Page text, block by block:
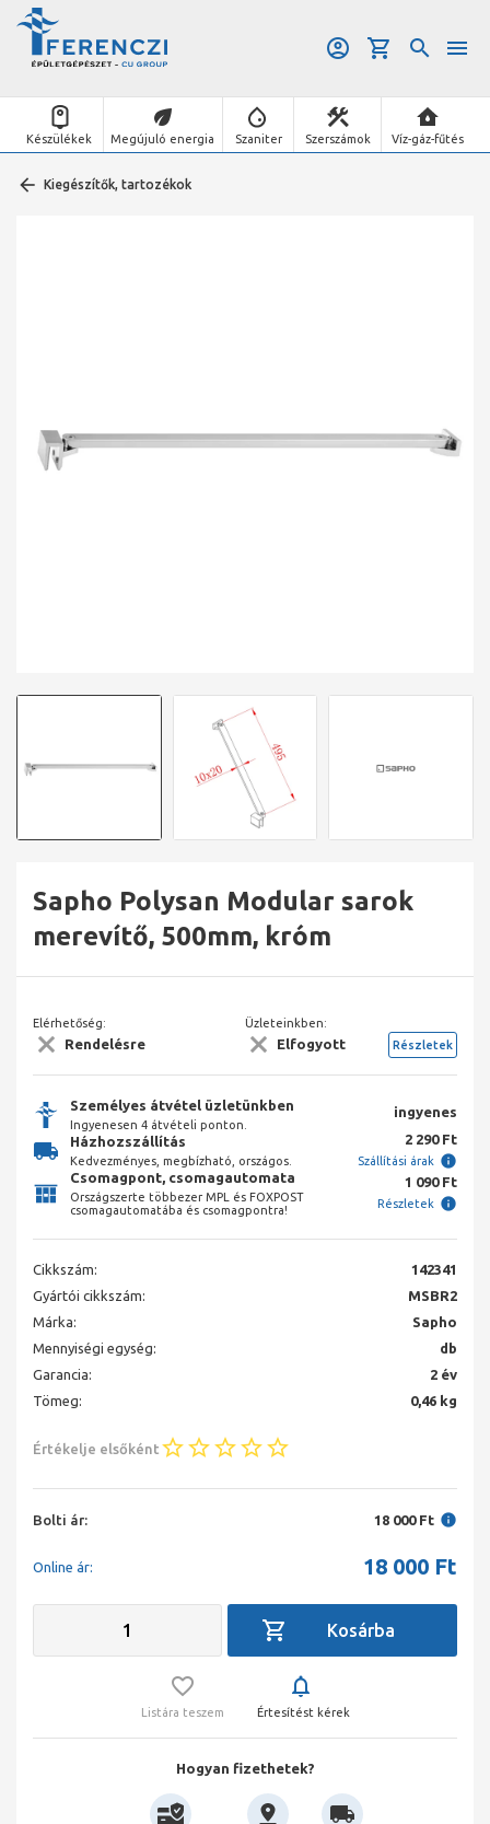
Készülékek Megújuló energia Szaniter Szerszámok Víz-gáz-fűtés
Kiegészítők, tartozékok
Sapho Polysan Modular sarok
merevítő, 500mm, króm
Elérhetőség:
Rendelésre
Üzleteinkben:
Elfogyott Részletek
Személyes átvétel üzletünkben
Ingyenesen 4 átvételi ponton.
ingyenes
Házhozszállítás
Kedvezményes, megbízható, országos.
2 290 Ft
Szállítási árak
Csomagpont, csomagautomata
Országszerte többezer MPL és FOXPOST
csomagautomatába és csomagpontra!
1 090 Ft
Részletek
Cikkszám:
142341
Gyártói cikkszám:
MSBR2
Márka:
Sapho
Mennyiségi egység:
db
Garancia:
2 év
Tömeg:
0,46 kg
Értékelje elsőként
Bolti ár: 18 000 Ft
Online ár: 18 000 Ft
Listára teszem Értesítést kérek
Hogyan fizethetek?